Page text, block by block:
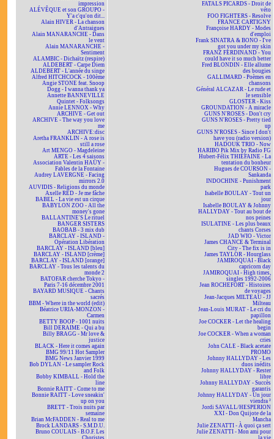
impression
ALÉVÊQUE et son GROUPO -
Y'a c'qu'on dit...
Alain HIVER - La chanson
d'Antraigues
Alain MANARANCHE - Dans
le vent
Alain MANARANCHE -
Sentiment
ALAMBIC - Dichaïtz (respire)
ALDEBERT - Carpe Diem
ALDEBERT - L'année du singe
Alfred HITCHCOCK - 100ème
Angie STONE feat. Snoop
Dogg - I wanna thank ya
Annette BANNEVILLE
Quintet - Folksongs
Annie LENNOX - Why
ARCHIVE - Get out
ARCHIVE - The way you love
me
ARCHIVE:disc
Aretha FRANKLIN - A rose is
still a rose
Art MENGO - Magdeleine
ARTE - Les 4 saisons
Association Valentin HAÜY -
Fables de la Fontaine
Audrey LAVERGNE - Facing
mirrors 2.0
AUVIDIS - Religions du monde
Axelle RED - Je me fâche
BABEL - La vie est un cirque
BABYLON ZOO - All the
money's gone
BALLANTINE'S Le rituel
BANGER SISTERS
BAOBAB - 3 mix dub
BARCLAY - ISLAND -
Opération Libération
BARCLAY - ISLAND [bleu]
BARCLAY - ISLAND [crème]
BARCLAY - ISLAND [orange]
BARCLAY - Tous les talents du
monde 2
BATOFAR cherche Tokyo -
Paris 7-16 décembre 2001
BAYARD MUSIQUE - Chants
sacrés
BBM - Where in the world (edit)
Béatrice URIA-MONZON -
Carmen
BETTY BOOP - 1001 nuits
Bill DERAIME - Qui a bu
Billy BRAGG - Mr love &
justice
BLACK - Here it comes again
BMG 99/11 Hot Sampler
BMG News Janvier 1999
Bob DYLAN - Le sampler Rock
and Folk
Bobby KIMBALL - Hold the
line
Bonnie RAITT - Come to me
Bonnie RAITT - Love sneakin'
up on you
BRETT - Trois nuits par
semaine
Brian McFADDEN - Real to me
Brock LANDARS - S.M.D.U.
Bruno COULAIS - B.O.F. Les
Choristes
FATALS PICARDS - Droit de
véto
FOO FIGHTERS - Resolve
FRANCE CARTIGNY
Françoise HARDY - Modes
d'emploi
Frank SINATRA & BONO - I've
got you under my skin
FRANZ FERDINAND - You
could have it so much better
Fred BLONDIN - Elle allume
des bougies
GALLIMARD - Poèmes en
chansons
Général ALCAZAR - Le rude et
le sensible
GLOSTER - Kiss
GROUNDATION - A miracle
GUNS N'ROSES - Don't cry
GUNS N'ROSES - Pretty tied
up
GUNS N'ROSES - Since I don't
have you (radio version)
HADOUK TRIO - Now
HARIBO Pik Mix by Radio FG
Hubert-Félix THIÉFAINE - La
tentation du bonheur
Hugues de COURSON -
Sankanda
INDOCHINE - Punishment
park
Isabelle BOULAY - Tout un
jour
Isabelle BOULAY & Johnny
HALLYDAY - Tout au bout de
nos peines
ISULATINE - Les plus beaux
chants Corses
JAD WIO - Victor
James CHANCE & Terminal
City - The fix is in
James TAYLOR - Hourglass
JAMIROQUAI - Black
capricorn day
JAMIROQUAI - High times,
singles 1992-2006
Jean ROCHEFORT - Histoires
de voyages
Jean-Jacques MILTEAU - JJ
Milteau
Jean-Louis MURAT - Le cri du
papillon
Joe COCKER - Let the healing
begin
Joe COCKER - When a woman
cries
John CALE - Black acetate
PROMO
Johnny HALLYDAY - Les
duos inédits
Johnny HALLYDAY - Rester
libre
Johnny HALLYDAY - Succès
garantis
Johnny HALLYDAY - Un jour
viendra ²
Jordi SAVALL/HESPERION
XXI - Don Quijote de la
Mancha
Julie ZENATTI - À quoi ça sert
Julie ZENATTI - Mon ami pour
la vie